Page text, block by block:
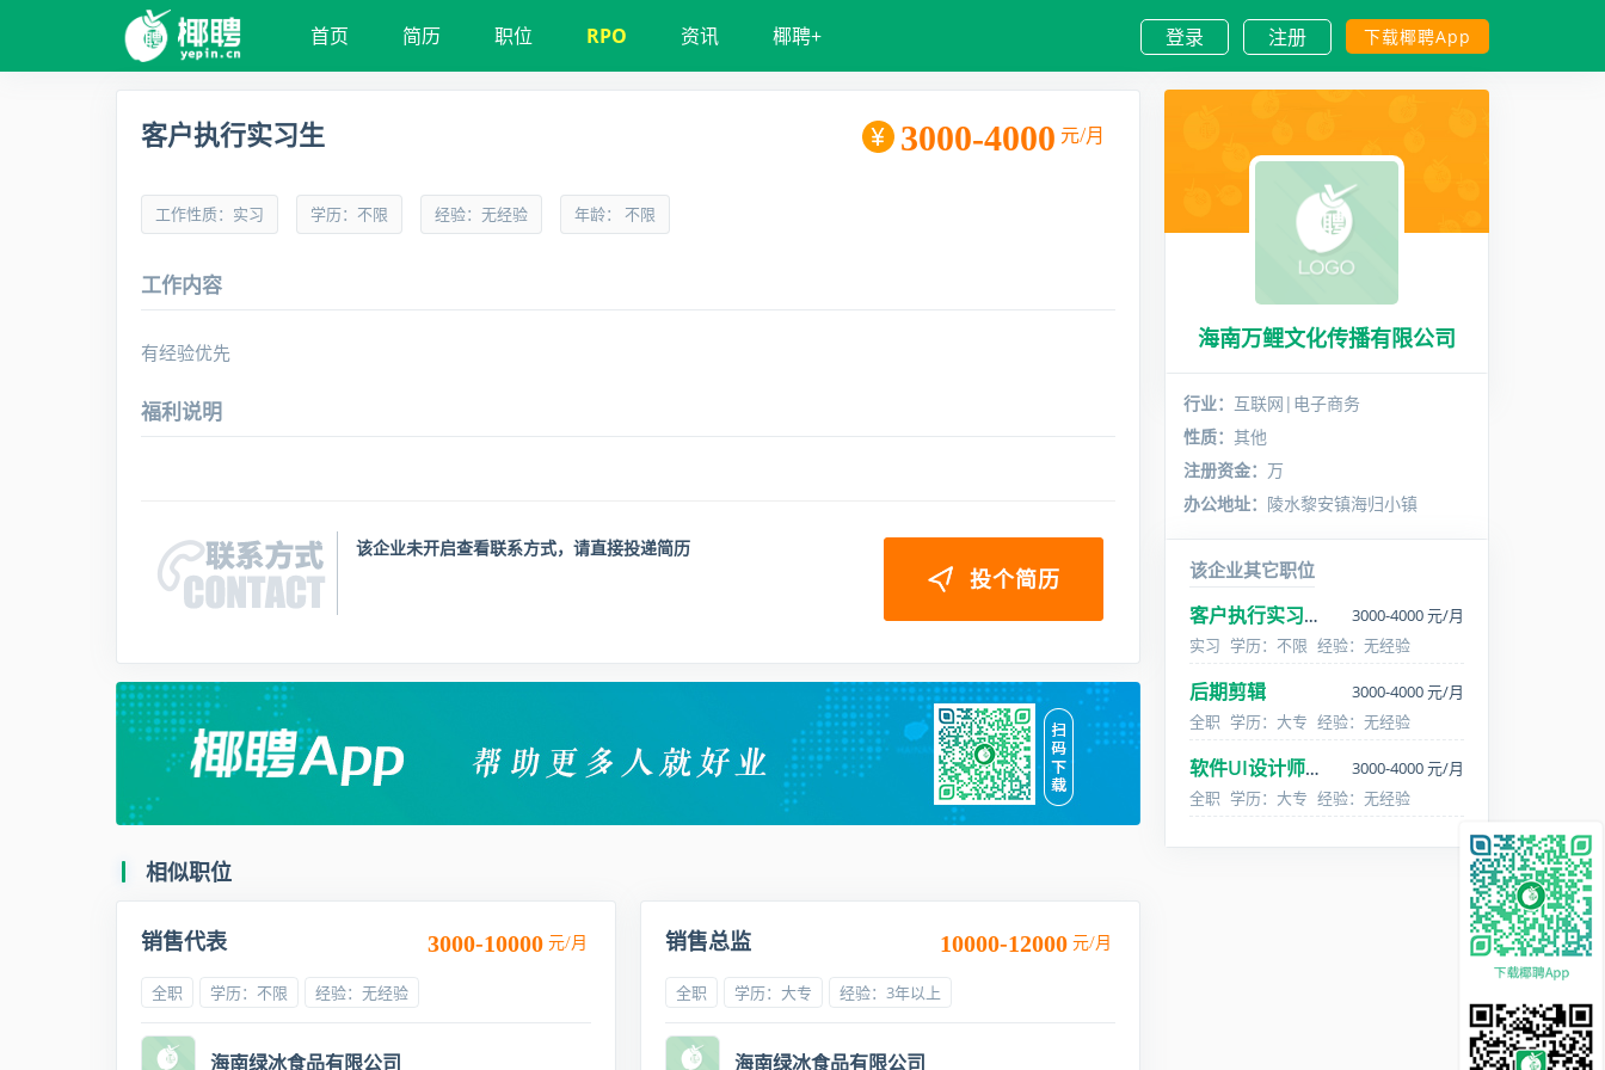
首页 简历 职位 RPO 资讯 椰聘+ 登录 注册 下载椰聘App
客户执行实习生 3000-4000 元/月
工作性质：实习 学历：不限 经验：无经验 年龄： 不限
工作内容
有经验优先
福利说明
该企业未开启查看联系方式，请直接投递简历
投个简历
相似职位
3000-10000 元/月
销售代表
全职 学历：不限 经验：无经验
海南绿冰食品有限公司
10000-12000 元/月
销售总监
全职 学历：大专 经验：3年以上
海南绿冰食品有限公司
海南万鲤文化传播有限公司
行业： 互联网|电子商务
性质： 其他
注册资金： 万
办公地址： 陵水黎安镇海归小镇
该企业其它职位
客户执行实习生
3000-4000 元/月
实习 学历：不限 经验：无经验
后期剪辑
3000-4000 元/月
全职 学历：大专 经验：无经验
软件UI设计师/工程师
3000-4000 元/月
全职 学历：大专 经验：无经验